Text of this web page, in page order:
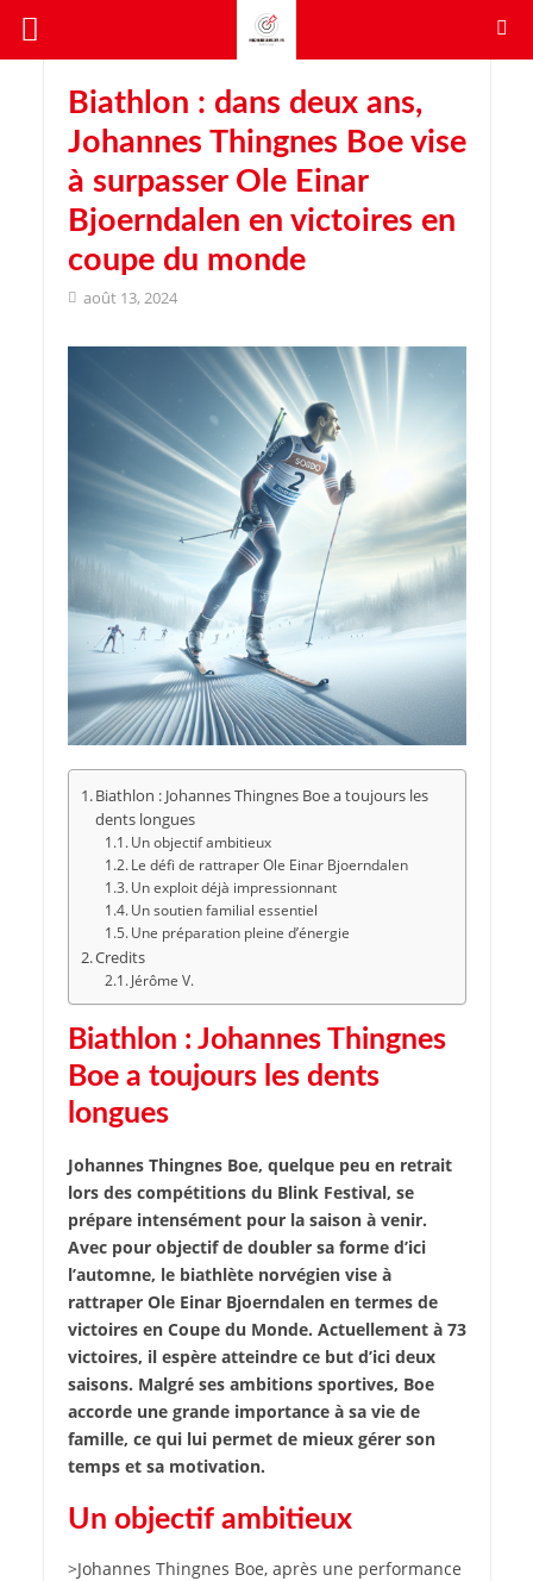
Biathlon : dans deux ans,
Johannes Thingnes Boe vise
à surpasser Ole Einar
Bjoerndalen en victoires en
coupe du monde
août 13, 2024
Biathlon : Johannes Thingnes Boe a toujours les
dents longues
Un objectif ambitieux
Le défi de rattraper Ole Einar Bjoerndalen
Un exploit déjà impressionnant
Un soutien familial essentiel
Une préparation pleine d’énergie
Credits
Jérôme V.
Biathlon : Johannes Thingnes
Boe a toujours les dents
longues
Johannes Thingnes Boe, quelque peu en retrait
lors des compétitions du Blink Festival, se
prépare intensément pour la saison à venir.
Avec pour objectif de doubler sa forme d’ici
l’automne, le biathlète norvégien vise à
rattraper Ole Einar Bjoerndalen en termes de
victoires en Coupe du Monde. Actuellement à 73
victoires, il espère atteindre ce but d’ici deux
saisons. Malgré ses ambitions sportives, Boe
accorde une grande importance à sa vie de
famille, ce qui lui permet de mieux gérer son
temps et sa motivation.
Un objectif ambitieux
>Johannes Thingnes Boe, après une performance